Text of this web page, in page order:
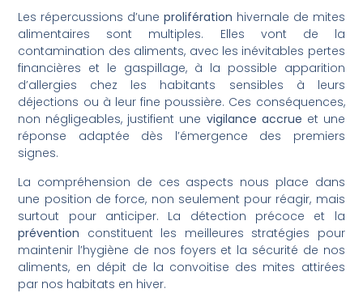
Les répercussions d’une prolifération hivernale de mites
alimentaires sont multiples. Elles vont de la
contamination des aliments, avec les inévitables pertes
financières et le gaspillage, à la possible apparition
d’allergies chez les habitants sensibles à leurs
déjections ou à leur fine poussière. Ces conséquences,
non négligeables, justifient une vigilance accrue et une
réponse adaptée dès l’émergence des premiers
signes.
La compréhension de ces aspects nous place dans
une position de force, non seulement pour réagir, mais
surtout pour anticiper. La détection précoce et la
prévention constituent les meilleures stratégies pour
maintenir l’hygiène de nos foyers et la sécurité de nos
aliments, en dépit de la convoitise des mites attirées
par nos habitats en hiver.